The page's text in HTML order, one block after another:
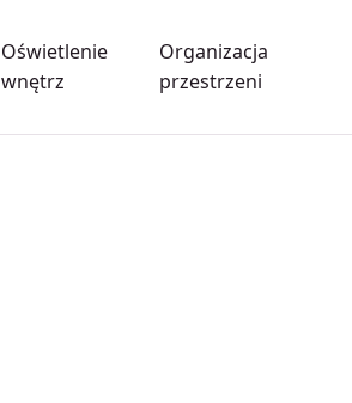
Oświetlenie
wnętrz
Organizacja
przestrzeni